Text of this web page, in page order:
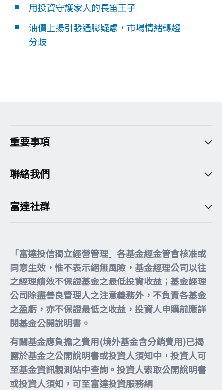
用投資守護家人的長笛王子
油價上揚引發通膨疑慮，市場情緒轉趨
分歧
重要事項
聯絡我們
富達社群
「富達投信獨立經營管理」各基金經金管會核准或
同意生效，惟不表示絕無風險，基金經理公司以往
之經理績效不保證基金之最低投資收益；基金經理
公司除盡善良管理人之注意義務外，不負責各基金
之盈虧，亦不保證最低之收益，投資人申購前應詳
閱基金公開說明書。
有關基金應負擔之費用(境外基金含分銷費用)已揭
露於基金之公開說明書或投資人須知中，投資人可
至基金資訊觀測站中查詢。投資人索取公開說明書
或投資人須知，可至富達投資服務網